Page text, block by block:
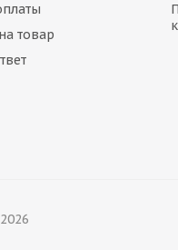
товар